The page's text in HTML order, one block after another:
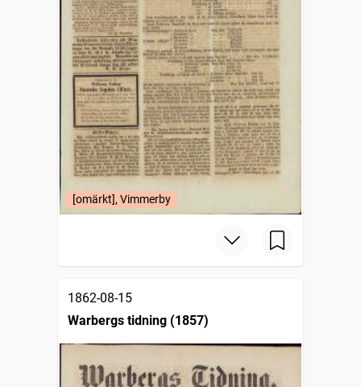
[omärkt], Vimmerby
1862-08-15
Warbergs tidning (1857)